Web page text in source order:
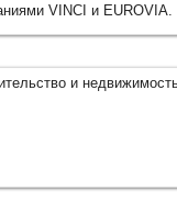
VINCI и EUROVIA.
и